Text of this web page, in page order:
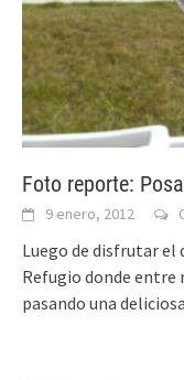
Foto reporte:
9 enero, 2012
Luego de disfrutar el
Refugio donde entre
pasando una